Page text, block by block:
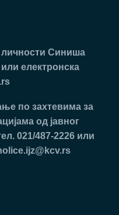
личности Синиша
електронска
пo зaхтeвимa зa
oд jaвнoг
021/487-2226 или